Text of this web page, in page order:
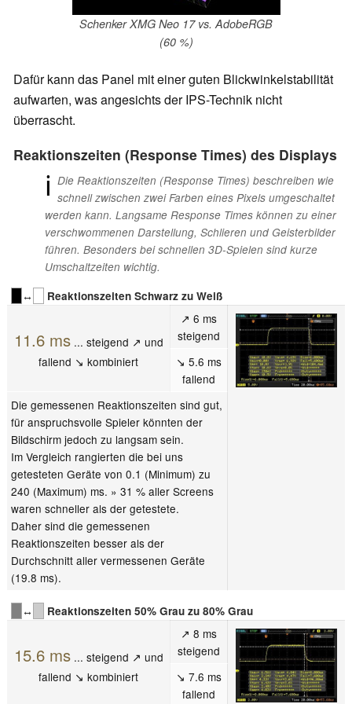
Schenker XMG Neo 17 vs. AdobeRGB
(60 %)
Dafür kann das Panel mit einer guten Blickwinkelstabilität
aufwarten, was angesichts der IPS-Technik nicht
überrascht.
Reaktionszeiten (Response Times) des Displays
ℹ Die Reaktionszeiten (Response Times) beschreiben wie
schnell zwischen zwei Farben eines Pixels umgeschaltet
werden kann. Langsame Response Times können zu einer
verschwommenen Darstellung, Schlieren und Geisterbilder
führen. Besonders bei schnellen 3D-Spielen sind kurze
Umschaltzeiten wichtig.
↔
Reaktionszeiten Schwarz zu Weiß
11.6 ms... steigend ↗ und
fallend ↘ kombiniert
↗ 6 ms
steigend
↘ 5.6 ms
fallend
Die gemessenen Reaktionszeiten sind gut,
für anspruchsvolle Spieler könnten der
Bildschirm jedoch zu langsam sein.
Im Vergleich rangierten die bei uns
getesteten Geräte von 0.1 (Minimum) zu
240 (Maximum) ms. » 31 % aller Screens
waren schneller als der getestete.
Daher sind die gemessenen
Reaktionszeiten besser als der
Durchschnitt aller vermessenen Geräte
(19.8 ms).
↔ Reaktionszeiten 50% Grau zu 80% Grau
15.6 ms... steigend ↗ und
fallend ↘ kombiniert
↗ 8 ms
steigend
↘ 7.6 ms
fallend